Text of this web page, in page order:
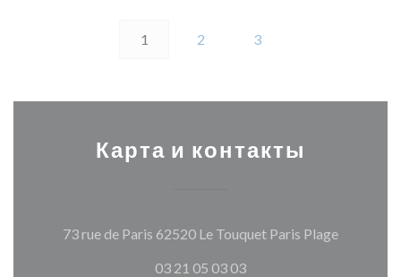
1 2 3
Карта и контакты
73 rue de Paris 62520 Le Touquet Paris Plage
03 21 05 03 03